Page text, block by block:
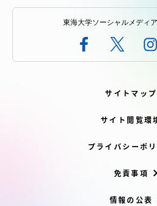
東海大学ソーシャルメディ
サイトマップ
サイト閲覧環
プライバシーポ
免責事項
情報の公表